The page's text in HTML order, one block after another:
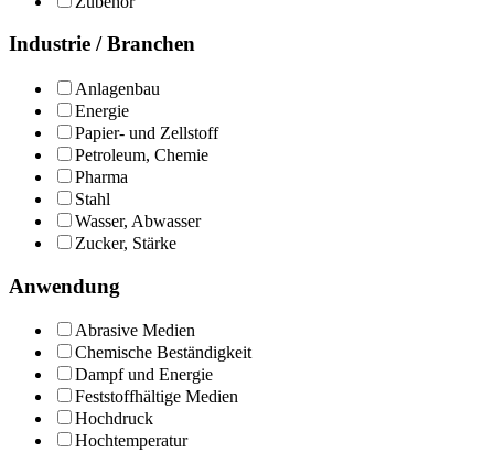
Industrie / Branchen
Anlagenbau
Energie
Papier- und Zellstoff
Petroleum, Chemie
Pharma
Stahl
Wasser, Abwasser
Zucker, Stärke
Anwendung
Abrasive Medien
Chemische Beständigkeit
Dampf und Energie
Feststoffhältige Medien
Hochdruck
Hochtemperatur